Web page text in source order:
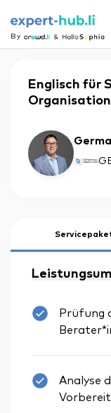
By
Englisch für
Prüfung
Analyse